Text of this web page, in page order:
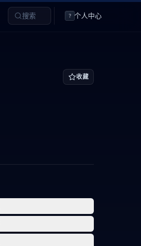
搜索 ? 个人中心
收藏